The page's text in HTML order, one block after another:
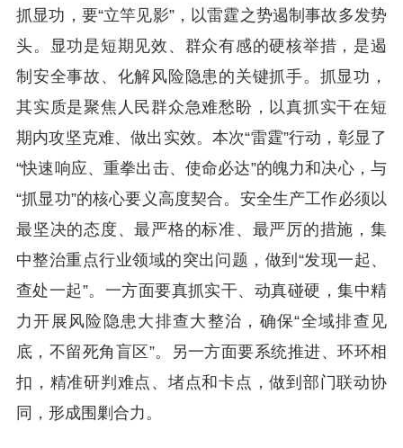
抓显功，要“立竿见影”，以雷霆之势遏制事故多发势
头。显功是短期见效、群众有感的硬核举措，是遏
制安全事故、化解风险隐患的关键抓手。抓显功，
其实质是聚焦人民群众急难愁盼，以真抓实干在短
期内攻坚克难、做出实效。本次“雷霆”行动，彰显了
“快速响应、重拳出击、使命必达”的魄力和决心，与
“抓显功”的核心要义高度契合。安全生产工作必须以
最坚决的态度、最严格的标准、最严厉的措施，集
中整治重点行业领域的突出问题，做到“发现一起、
查处一起”。一方面要真抓实干、动真碰硬，集中精
力开展风险隐患大排查大整治，确保“全域排查见
底，不留死角盲区”。另一方面要系统推进、环环相
扣，精准研判难点、堵点和卡点，做到部门联动协
同，形成围剿合力。